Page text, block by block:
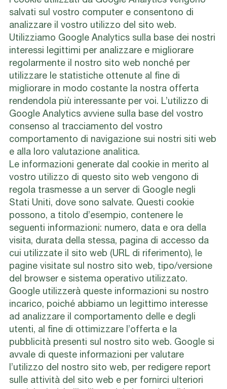
salvati sul vostro computer e consentono di
analizzare il vostro utilizzo del sito web.
Utilizziamo Google Analytics sulla base dei nostri
interessi legittimi per analizzare e migliorare
regolarmente il nostro sito web nonché per
utilizzare le statistiche ottenute al fine di
migliorare in modo costante la nostra offerta
rendendola più interessante per voi. L’utilizzo di
Google Analytics avviene sulla base del vostro
consenso al tracciamento del vostro
comportamento di navigazione sui nostri siti web
e alla loro valutazione analitica.
Le informazioni generate dal cookie in merito al
vostro utilizzo di questo sito web vengono di
regola trasmesse a un server di Google negli
Stati Uniti, dove sono salvate. Questi cookie
possono, a titolo d’esempio, contenere le
seguenti informazioni: numero, data e ora della
visita, durata della stessa, pagina di accesso da
cui utilizzate il sito web (URL di riferimento), le
pagine visitate sul nostro sito web, tipo/versione
del browser e sistema operativo utilizzato.
Google utilizzerà queste informazioni su nostro
incarico, poiché abbiamo un legittimo interesse
ad analizzare il comportamento delle e degli
utenti, al fine di ottimizzare l’offerta e la
pubblicità presenti sul nostro sito web. Google si
avvale di queste informazioni per valutare
l’utilizzo del nostro sito web, per redigere report
sulle attività del sito web e per fornirci ulteriori